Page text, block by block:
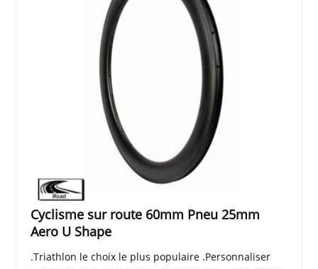
Cyclisme sur route 60mm Pneu 25mm
Aero U Shape
.Triathlon le choix le plus populaire .Personnaliser